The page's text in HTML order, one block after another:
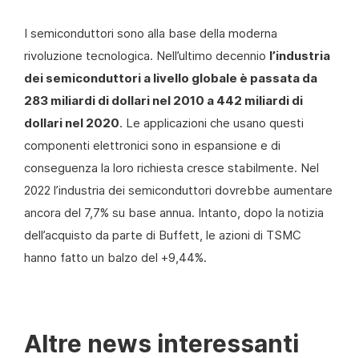
I semiconduttori sono alla base della moderna
rivoluzione tecnologica. Nell’ultimo decennio l’industria
dei semiconduttori a livello globale è passata da
283 miliardi di dollari nel 2010 a 442 miliardi di
dollari nel 2020. Le applicazioni che usano questi
componenti elettronici sono in espansione e di
conseguenza la loro richiesta cresce stabilmente. Nel
2022 l’industria dei semiconduttori dovrebbe aumentare
ancora del 7,7% su base annua. Intanto, dopo la notizia
dell’acquisto da parte di Buffett, le azioni di TSMC
hanno fatto un balzo del +9,44%.
Altre news interessanti